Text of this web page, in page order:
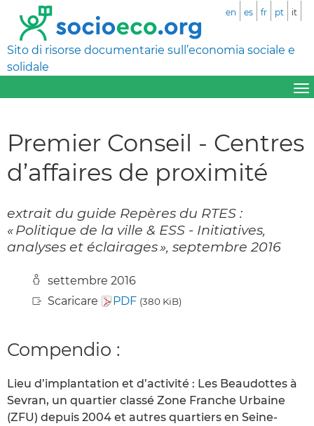
Sito di risorse documentarie sull’economia sociale e
solidale
en es fr pt it
Premier Conseil - Centres
d’affaires de proximité
extrait du guide Repères du RTES :
« Politique de la ville & ESS - Initiatives,
analyses et éclairages », septembre 2016
settembre 2016
Scaricare
PDF (380 KiB)
Compendio :
Lieu d’implantation et d’activité : Les Beaudottes à
Sevran, un quartier classé Zone Franche Urbaine
(ZFU) depuis 2004 et autres quartiers en Seine-